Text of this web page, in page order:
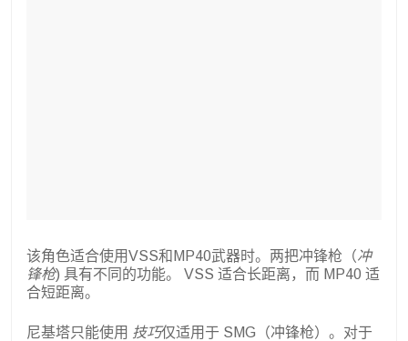
该角色适合使用VSS和MP40武器时。两把冲锋枪（冲
锋枪) 具有不同的功能。 VSS 适合长距离，而 MP40 适
合短距离。
尼基塔只能使用 技巧仅适用于 SMG（冲锋枪）。对于